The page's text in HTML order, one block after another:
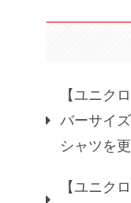
【ユニク
バーサイ
シャツを
【ユニク